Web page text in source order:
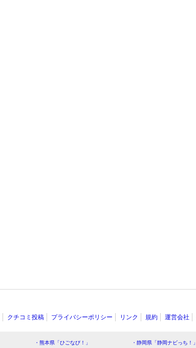
クチコミ投稿 プライバシーポリシー リンク 規約 運営会社
・熊本県「ひごなび！」 ・静岡県「静岡ナビっち！」